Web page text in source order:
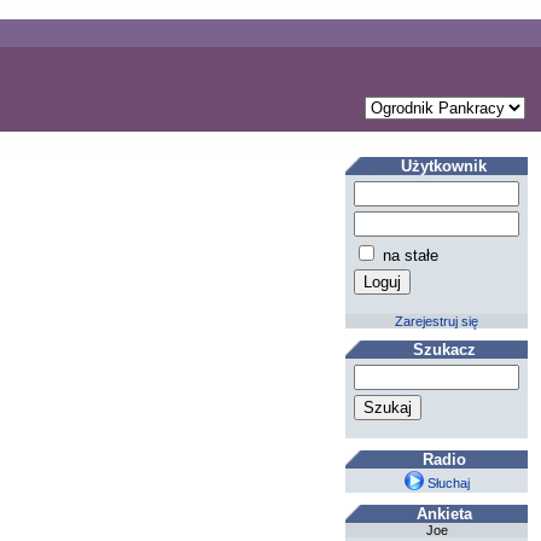
Użytkownik
na stałe
Zarejestruj się
Szukacz
Radio
Słuchaj
Ankieta
Joe